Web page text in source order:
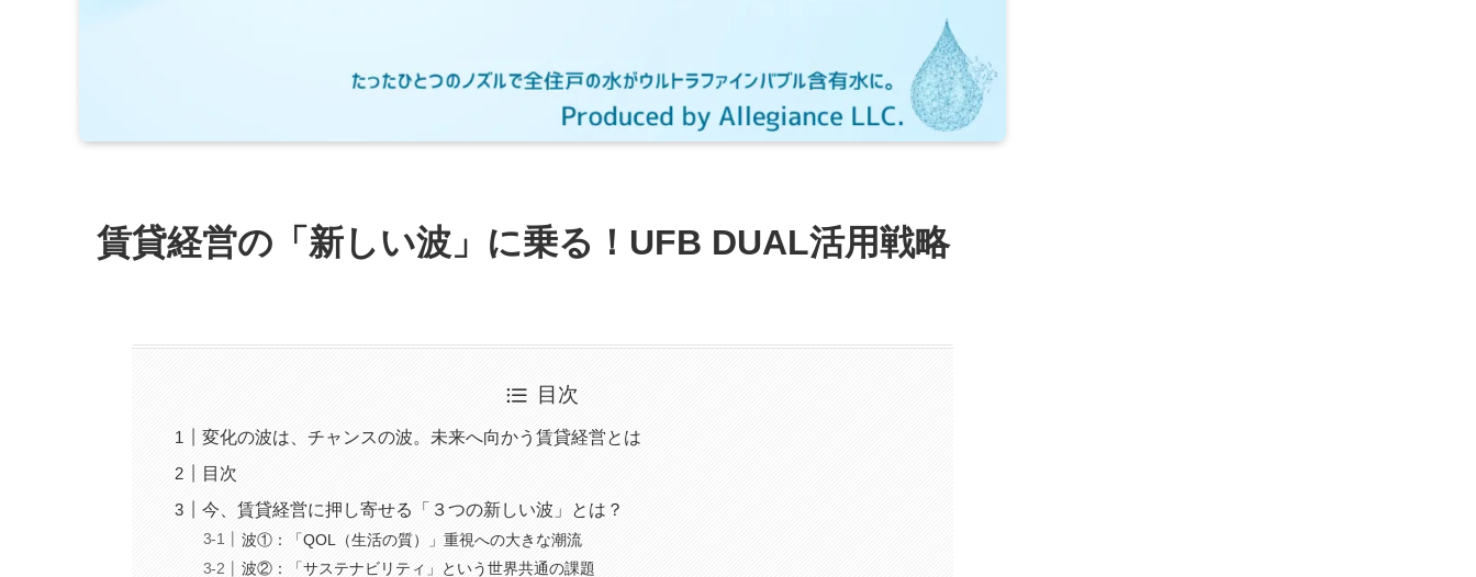
賃貸経営の「新しい波」に乗る！UFB DUAL活用戦略
目次
変化の波は、チャンスの波。未来へ向かう賃貸経営とは
目次
今、賃貸経営に押し寄せる「３つの新しい波」とは？
波①：「QOL（生活の質）」重視への大きな潮流
波②：「サステナビリティ」という世界共通の課題